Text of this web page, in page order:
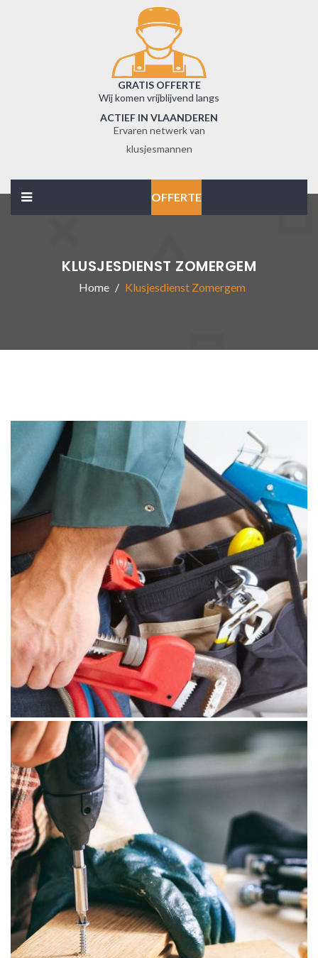
GRATIS OFFERTE
Wij komen vrijblijvend langs
ACTIEF IN VLAANDEREN
Ervaren netwerk van
klusjesmannen
OFFERTE
KLUSJESDIENST ZOMERGEM
Home Klusjesdienst Zomergem